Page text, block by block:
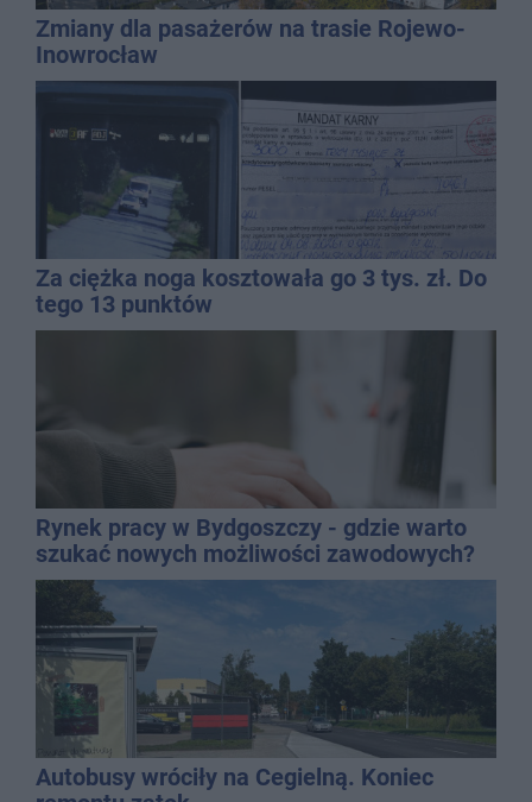
Zmiany dla pasażerów na trasie Rojewo-
Inowrocław
Za ciężka noga kosztowała go 3 tys. zł. Do
tego 13 punktów
Rynek pracy w Bydgoszczy - gdzie warto
szukać nowych możliwości zawodowych?
Autobusy wróciły na Cegielną. Koniec